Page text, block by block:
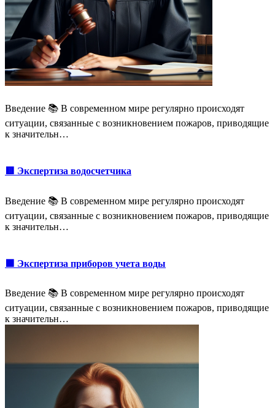
Введение 📚 В современном мире регулярно происходят
ситуации, связанные с возникновением пожаров, приводящие
к значительн…
🟥 Экспертиза водосчетчика
Введение 📚 В современном мире регулярно происходят
ситуации, связанные с возникновением пожаров, приводящие
к значительн…
🟩 Экспертиза приборов учета воды
Введение 📚 В современном мире регулярно происходят
ситуации, связанные с возникновением пожаров, приводящие
к значительн…